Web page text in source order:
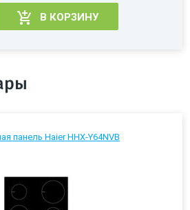
В КОРЗИНУ
панель Haier HHX-Y64NVB